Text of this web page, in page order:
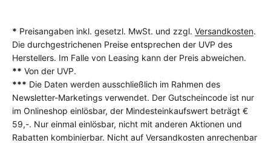
* Preisangaben inkl. gesetzl. MwSt. und zzgl. Versandkosten.
Die durchgestrichenen Preise entsprechen der UVP des
Herstellers. Im Falle von Leasing kann der Preis abweichen.
** Von der UVP.
*** Die Daten werden ausschließlich im Rahmen des
Newsletter-Marketings verwendet. Der Gutscheincode ist nur
im Onlineshop einlösbar, der Mindesteinkaufswert beträgt €
59,-. Nur einmal einlösbar, nicht mit anderen Aktionen und
Rabatten kombinierbar. Nicht auf Versandkosten anrechenbar